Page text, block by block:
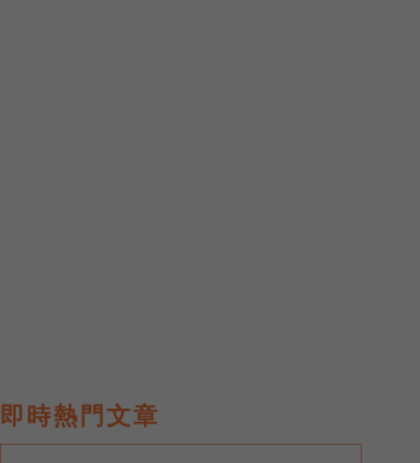
即時熱門文章